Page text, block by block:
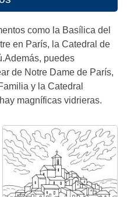
como la Basílica del
en París, la Catedral de
puedes
de Notre Dame de París,
y la Catedral
magníficas vidrieras.